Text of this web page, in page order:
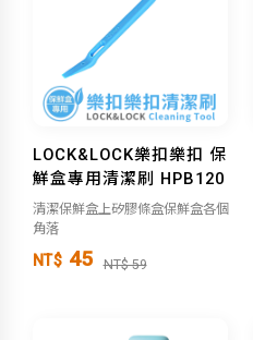
LOCK&LOCK樂扣樂扣 保
鮮盒專用清潔刷 HPB120
清潔保鮮盒上矽膠條盒保鮮盒各個
角落
NT$ 45 NT$ 59